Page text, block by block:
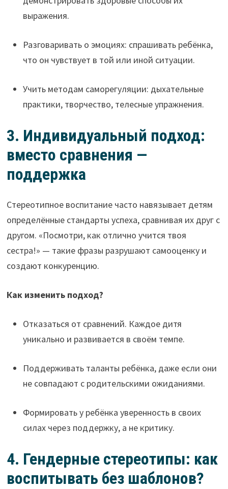
выражения.
Разговаривать о эмоциях: спрашивать ребёнка,
что он чувствует в той или иной ситуации.
Учить методам саморегуляции: дыхательные
практики, творчество, телесные упражнения.
3. Индивидуальный подход:
вместо сравнения —
поддержка
Стереотипное воспитание часто навязывает детям
определённые стандарты успеха, сравнивая их друг с
другом. «Посмотри, как отлично учится твоя
сестра!» — такие фразы разрушают самооценку и
создают конкуренцию.
Как изменить подход?
Отказаться от сравнений. Каждое дитя
уникально и развивается в своём темпе.
Поддерживать таланты ребёнка, даже если они
не совпадают с родительскими ожиданиями.
Формировать у ребёнка уверенность в своих
силах через поддержку, а не критику.
4. Гендерные стереотипы: как
воспитывать без шаблонов?